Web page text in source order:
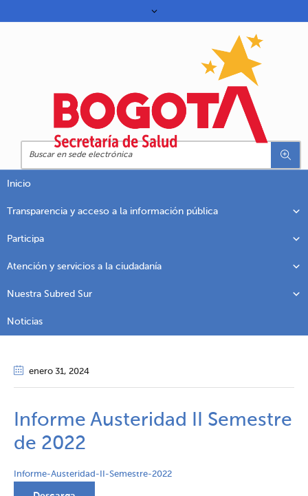
Inicio
Transparencia y acceso a la información pública
Participa
Atención y servicios a la ciudadanía
Nuestra Subred Sur
Noticias
enero 31, 2024
Informe Austeridad II Semestre
de 2022
Informe-Austeridad-II-Semestre-2022